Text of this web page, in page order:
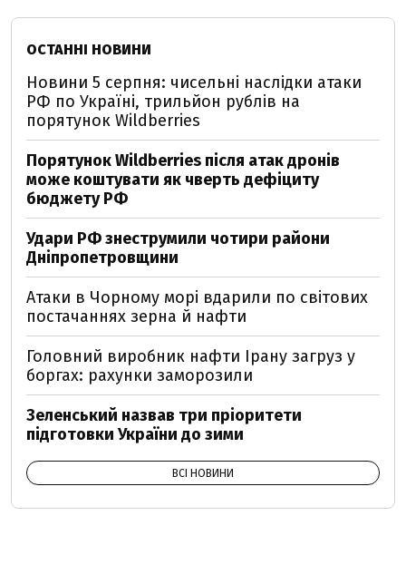
ОСТАННІ НОВИНИ
Новини 5 серпня: чисельні наслідки атаки
РФ по Україні, трильйон рублів на
порятунок Wildberries
Порятунок Wildberries після атак дронів
може коштувати як чверть дефіциту
бюджету РФ
Удари РФ знеструмили чотири райони
Дніпропетровщини
Атаки в Чорному морі вдарили по світових
постачаннях зерна й нафти
Головний виробник нафти Ірану загруз у
боргах: рахунки заморозили
Зеленський назвав три пріоритети
підготовки України до зими
ВСІ НОВИНИ